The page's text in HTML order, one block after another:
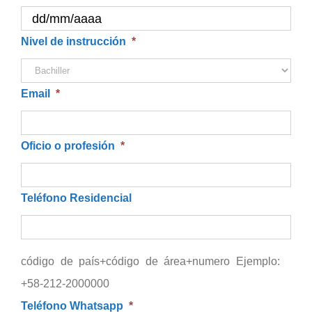
DD
barra
MM
Nivel de instrucción *
Email *
Oficio o profesión *
Teléfono Residencial
código de país+código de área+numero Ejemplo:
+58-212-2000000
Teléfono Whatsapp *